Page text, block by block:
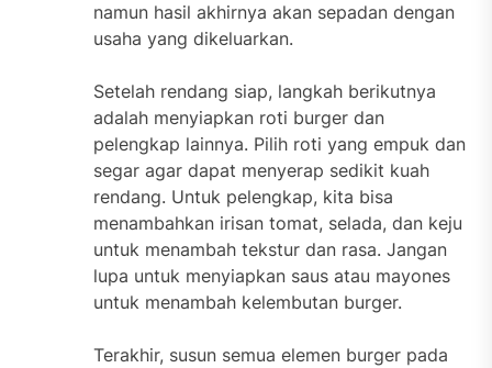
namun hasil akhirnya akan sepadan dengan
usaha yang dikeluarkan.
Setelah rendang siap, langkah berikutnya
adalah menyiapkan roti burger dan
pelengkap lainnya. Pilih roti yang empuk dan
segar agar dapat menyerap sedikit kuah
rendang. Untuk pelengkap, kita bisa
menambahkan irisan tomat, selada, dan keju
untuk menambah tekstur dan rasa. Jangan
lupa untuk menyiapkan saus atau mayones
untuk menambah kelembutan burger.
Terakhir, susun semua elemen burger pada